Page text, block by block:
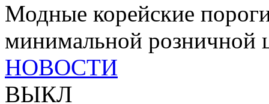
Модные корейские
минимальной розничной
НОВОСТИ
ВЫКЛ